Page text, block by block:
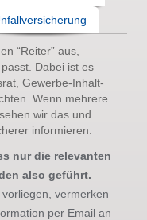
“Reiter” aus,
passt. Dabei ist es
Gewerbe-Inhalt-
Wenn mehrere
wir das und
informieren.
nur die relevanten
also geführt.
vermerken
per Email an